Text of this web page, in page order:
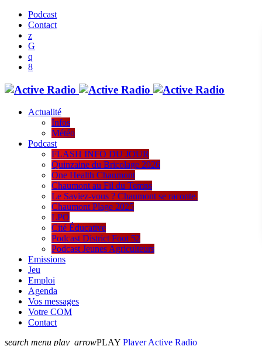
Podcast
Contact
Actualité
Infos
Météo
Podcast
FLASH INFO DU JOUR
Quinzaine du Bricolage 2026
One Health Chaumont
Chaumont au Fil du Temps
Le Saviez-vous ? Chaumont se raconte.
Chaumont Plage 2025
LPO
Cité Éducative
Podcast District Foot 52
Podcast Jeunes Agriculteurs
Emissions
Jeu
Emploi
Agenda
Vos messages
Votre COM
Contact
search menu play_arrowPLAY Player Active Radio